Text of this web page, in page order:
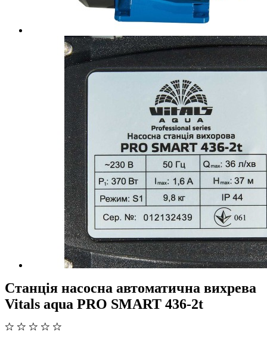
Станція насосна автоматична вихрева
Vitals aqua PRO SMART 436-2t